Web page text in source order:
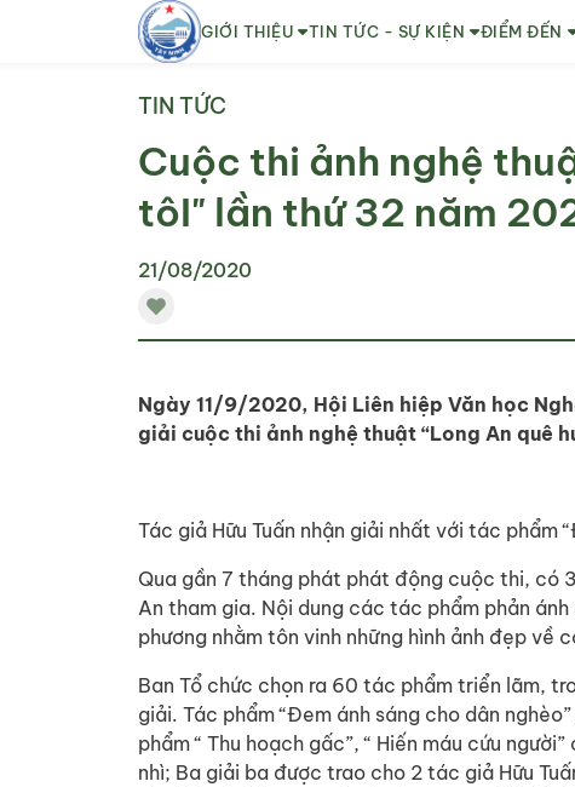
GIỚI THIỆU TIN TỨC - SỰ KIỆN ĐIỂM ĐẾN
TIN TỨC
Cuộc thi ảnh nghệ
tôI" lần thứ 32 năm
21/08/2020
Ngày 11/9/2020, Hội Liên hiệp Văn học
giải cuộc thi ảnh nghệ thuật “Long An quê
Tác giả Hữu Tuấn nhận giải nhất với tác phẩm
Qua gần 7 tháng phát phát động cuộc thi, có
An tham gia. Nội dung các tác phẩm phản
phương nhằm tôn vinh những hình ảnh đẹp về
Ban Tổ chức chọn ra 60 tác phẩm triển lãm,
giải. Tác phẩm “Đem ánh sáng cho dân
phẩm “ Thu hoạch gấc”, “ Hiến máu cứu
nhì; Ba giải ba được trao cho 2 tác giả Hữu